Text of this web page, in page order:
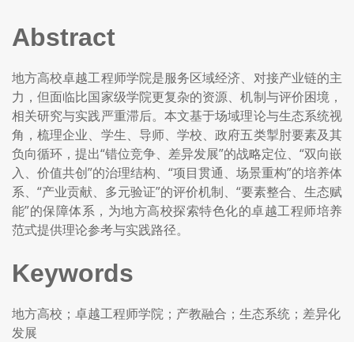
Abstract
地方高校卓越工程师学院是服务区域经济、对接产业链的主
力，但面临比国家级学院更复杂的资源、机制与评价困境，
相关研究与实践严重滞后。本文基于场域理论与生态系统视
角，梳理企业、学生、导师、学校、政府五类掣肘要素及其
负向循环，提出“错位竞争、差异发展”的战略定位、“双向嵌
入、价值共创”的治理结构、“项目贯通、场景重构”的培养体
系、“产业贡献、多元验证”的评价机制、“要素整合、生态赋
能”的保障体系，为地方高校探索特色化的卓越工程师培养
范式提供理论参考与实践路径。
Keywords
地方高校；卓越工程师学院；产教融合；生态系统；差异化
发展